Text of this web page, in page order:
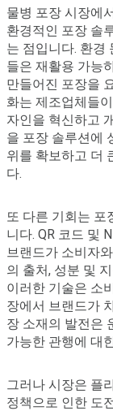
물병 포장 시장에
환경적인 포장 솔
는 점입니다. 환경
들은 재활용 가능
만들어진 포장을
화는 제조업체들
자인을 혁신하고
을 포장 솔루션에
위를 확보하고 더
다.
또 다른 기회는 포
니다. QR 코드 및
브랜드가 소비자
의 출처, 성분 및
이러한 기술은 소
장에서 브랜드가
장 소재의 발전은
가능한 관행에 대
그러나 시장은 플
정책으로 인한 도